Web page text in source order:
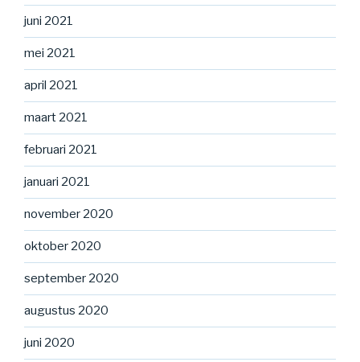
juni 2021
mei 2021
april 2021
maart 2021
februari 2021
januari 2021
november 2020
oktober 2020
september 2020
augustus 2020
juni 2020